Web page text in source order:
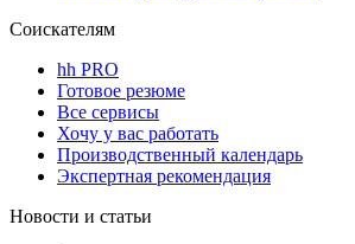
Соискателям
hh PRO
Готовое резюме
Все сервисы
Хочу у вас работать
Производственный календарь
Экспертная рекомендация
Новости и статьи